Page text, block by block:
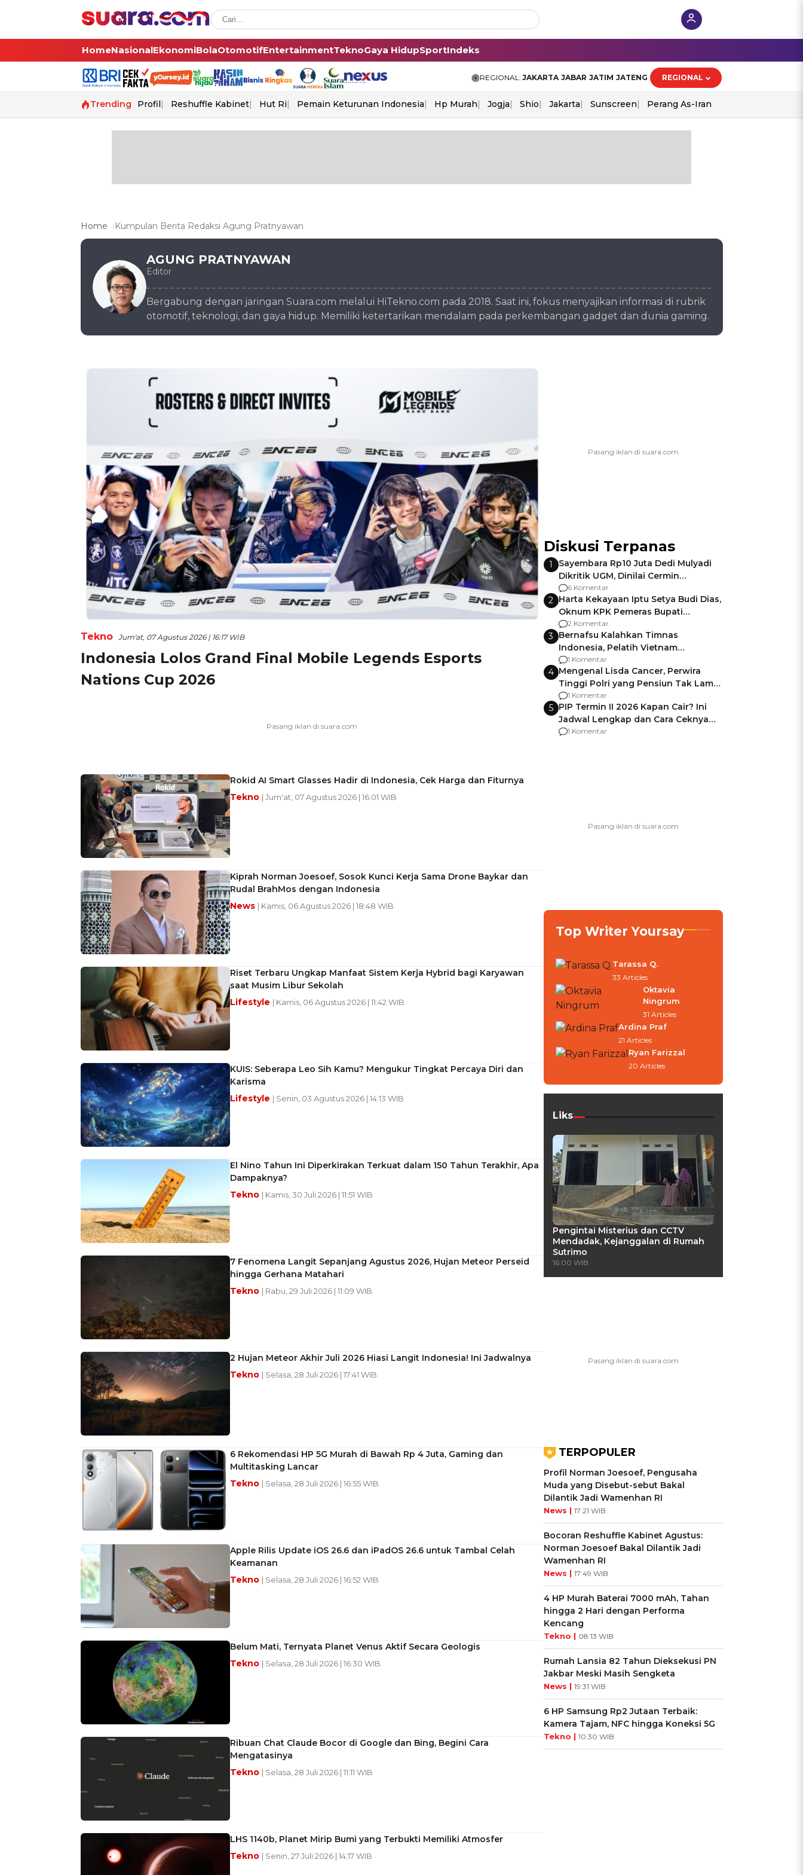
HomeNasionalEkonomiBolaOtomotifEntertainmentTeknoGaya HidupSportIndeks
REGIONAL: JAKARTA JABAR JATIM JATENG REGIONAL
Trending Profil Reshuffle Kabinet Hut Ri Pemain Keturunan Indonesia Hp Murah Jogja Shio Jakarta Sunscreen Perang As-Iran
Home Kumpulan Berita Redaksi Agung Pratnyawan
AGUNG PRATNYAWAN
Editor
Bergabung dengan jaringan Suara.com melalui HiTekno.com pada 2018. Saat ini, fokus menyajikan informasi di rubrik
otomotif, teknologi, dan gaya hidup. Memiliki ketertarikan mendalam pada perkembangan gadget dan dunia gaming.
Tekno Jum'at, 07 Agustus 2026 | 16:17 WIB
Indonesia Lolos Grand Final Mobile Legends Esports
Nations Cup 2026
Rokid AI Smart Glasses Hadir di Indonesia, Cek Harga dan Fiturnya
Tekno | Jum'at, 07 Agustus 2026 | 16:01 WIB
Kiprah Norman Joesoef, Sosok Kunci Kerja Sama Drone Baykar dan
Rudal BrahMos dengan Indonesia
News | Kamis, 06 Agustus 2026 | 18:48 WIB
Riset Terbaru Ungkap Manfaat Sistem Kerja Hybrid bagi Karyawan
saat Musim Libur Sekolah
Lifestyle | Kamis, 06 Agustus 2026 | 11:42 WIB
KUIS: Seberapa Leo Sih Kamu? Mengukur Tingkat Percaya Diri dan
Karisma
Lifestyle | Senin, 03 Agustus 2026 | 14:13 WIB
El Nino Tahun Ini Diperkirakan Terkuat dalam 150 Tahun Terakhir, Apa
Dampaknya?
Tekno | Kamis, 30 Juli 2026 | 11:51 WIB
7 Fenomena Langit Sepanjang Agustus 2026, Hujan Meteor Perseid
hingga Gerhana Matahari
Tekno | Rabu, 29 Juli 2026 | 11:09 WIB
2 Hujan Meteor Akhir Juli 2026 Hiasi Langit Indonesia! Ini Jadwalnya
Tekno | Selasa, 28 Juli 2026 | 17:41 WIB
6 Rekomendasi HP 5G Murah di Bawah Rp 4 Juta, Gaming dan
Multitasking Lancar
Tekno | Selasa, 28 Juli 2026 | 16:55 WIB
Apple Rilis Update iOS 26.6 dan iPadOS 26.6 untuk Tambal Celah
Keamanan
Tekno | Selasa, 28 Juli 2026 | 16:52 WIB
Belum Mati, Ternyata Planet Venus Aktif Secara Geologis
Tekno | Selasa, 28 Juli 2026 | 16:30 WIB
Ribuan Chat Claude Bocor di Google dan Bing, Begini Cara
Mengatasinya
Tekno | Selasa, 28 Juli 2026 | 11:11 WIB
LHS 1140b, Planet Mirip Bumi yang Terbukti Memiliki Atmosfer
Tekno | Senin, 27 Juli 2026 | 14:17 WIB
Diskusi Terpanas
1
Sayembara Rp10 Juta Dedi Mulyadi
Dikritik UGM, Dinilai Cermin
Gagalnya Negara Jamin Keamanan
6 Komentar
2 Harta Kekayaan Iptu Setya Budi Dias,
Oknum KPK Pemeras Bupati
Pemalang
2 Komentar
3 Bernafsu Kalahkan Timnas
Indonesia, Pelatih Vietnam
Berencana Pakai Jimat di Pakansari
1 Komentar
4 Mengenal Lisda Cancer, Perwira
Tinggi Polri yang Pensiun Tak Lama
Usai Jadi Brigjen
1 Komentar
5 PIP Termin II 2026 Kapan Cair? Ini
Jadwal Lengkap dan Cara Ceknya
agar Dana Tidak Hangus!
1 Komentar
Top Writer Yoursay
Tarassa Q.
33 Articles
Oktavia
Ningrum
31 Articles
Ardina Praf
21 Articles
Ryan Farizzal
20 Articles
Liks
Pengintai Misterius dan CCTV
Mendadak, Kejanggalan di Rumah
Sutrimo
16:00 WIB
TERPOPULER
Profil Norman Joesoef, Pengusaha
Muda yang Disebut-sebut Bakal
Dilantik Jadi Wamenhan RI
News | 17:21 WIB
Bocoran Reshuffle Kabinet Agustus:
Norman Joesoef Bakal Dilantik Jadi
Wamenhan RI
News | 17:49 WIB
4 HP Murah Baterai 7000 mAh, Tahan
hingga 2 Hari dengan Performa
Kencang
Tekno | 08:13 WIB
Rumah Lansia 82 Tahun Dieksekusi PN
Jakbar Meski Masih Sengketa
News | 19:31 WIB
6 HP Samsung Rp2 Jutaan Terbaik:
Kamera Tajam, NFC hingga Koneksi 5G
Tekno | 10:30 WIB